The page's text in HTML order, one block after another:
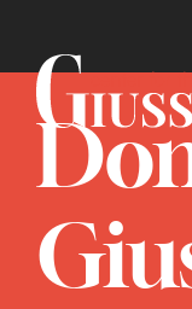
content